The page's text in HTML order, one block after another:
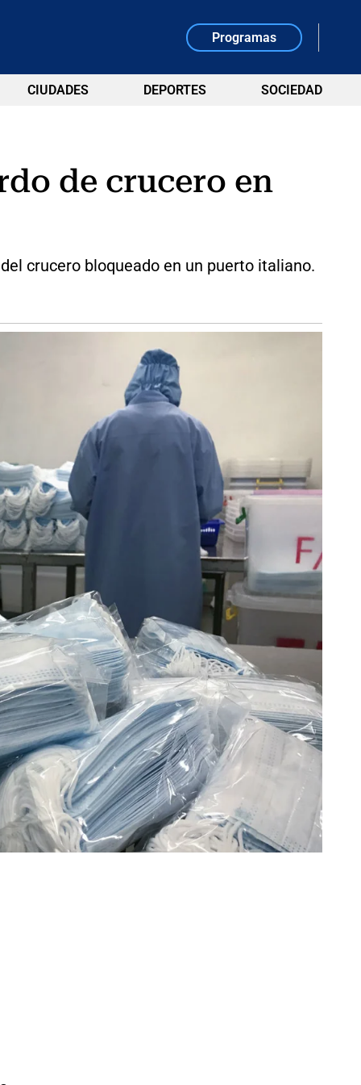
Programas
CIUDADES DEPORTES SOCIEDAD
de crucero en
crucero bloqueado en un puerto italiano.